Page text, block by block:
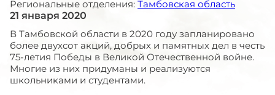
Региональные отделения: Тамбовская область
21 января 2020
В Тамбовской области в 2020 году запланировано
более двухсот акций, добрых и памятных дел в честь
75-летия Победы в Великой Отечественной войне.
Многие из них придуманы и реализуются
школьниками и студентами.